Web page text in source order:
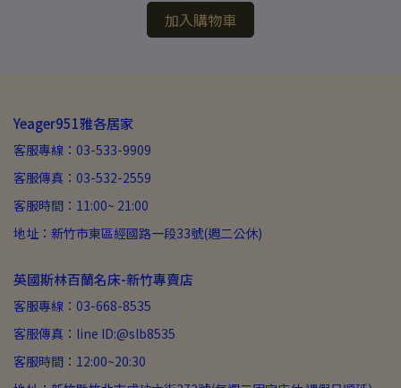
加入購物車
Yeager951雅各居家
客服專線：03-533-9909
客服傳真：03-532-2559
客服時間：11:00~ 21:00
地址：新竹市東區經國路一段33號(週二公休)
英國斯林百蘭名床-新竹專賣店
客服專線：03-668-8535
客服傳真：line ID:@slb8535
客服時間：12:00~20:30